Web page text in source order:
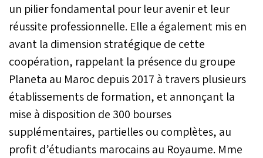
un pilier fondamental pour leur avenir et leur
réussite professionnelle. Elle a également mis en
avant la dimension stratégique de cette
coopération, rappelant la présence du groupe
Planeta au Maroc depuis 2017 à travers plusieurs
établissements de formation, et annonçant la
mise à disposition de 300 bourses
supplémentaires, partielles ou complètes, au
profit d’étudiants marocains au Royaume. Mme